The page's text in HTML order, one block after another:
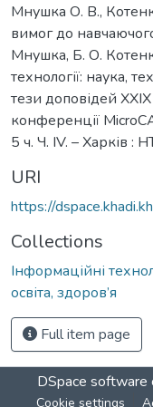
Мнушка О. В.,
вимог до
Мнушка, Б. О.
технології: наука,
тези доповідей
конференції
5 ч. Ч. IV. – Харків :
URI
https://
Collections
Інформаційні
освіта, здоров’я
Full item page
DSpace software
Cookie settings